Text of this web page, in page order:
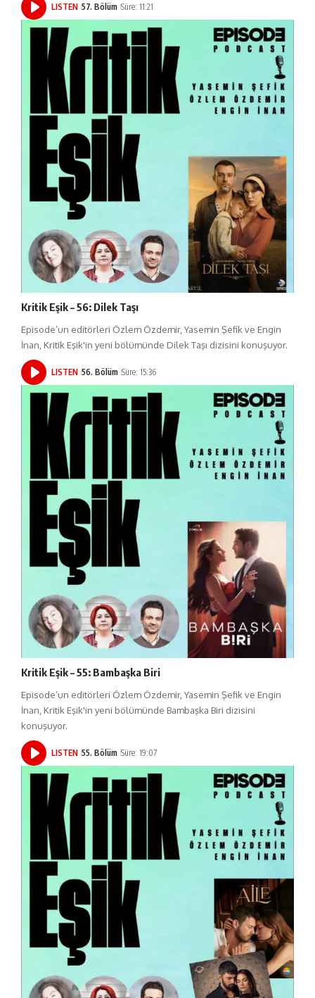
LISTEN 57. Bölüm Süre: 11:21
Kritik Eşik – 56: Dilek Taşı
Episode’un editörleri Özlem Özdemir, Yasemin Şefik ve Engin
İnan, Kritik Eşik'in yeni bölümünde Dilek Taşı dizisini konuşuyor.
LISTEN 56. Bölüm Süre: 15:36
Kritik Eşik – 55: Bambaşka Biri
Episode’un editörleri Özlem Özdemir, Yasemin Şefik ve Engin
İnan, Kritik Eşik'in yeni bölümünde Bambaşka Biri dizisini
konuşuyor.
LISTEN 55. Bölüm Süre: 19:07